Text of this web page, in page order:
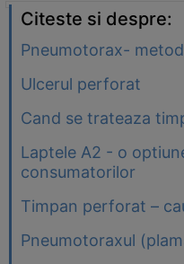
Citeste si despre:
Pneumotorax-
Ulcerul perforat
Cand se trateaza
Laptele A2 - o
consumatorilor
Timpan perforat –
Pneumotoraxul